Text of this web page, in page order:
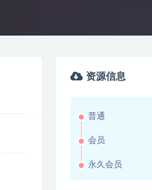
资源信息
普通
会员
永久会员